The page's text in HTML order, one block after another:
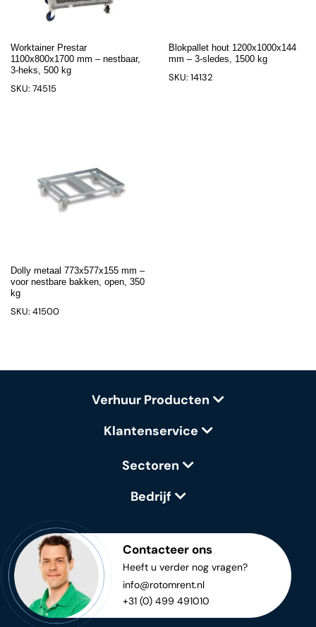
Worktainer Prestar
1100x800x1700 mm – nestbaar,
3-heks, 500 kg
SKU: 74515
Blokpallet hout 1200x1000x144
mm – 3-sledes, 1500 kg
SKU: 14132
Dolly metaal 773x577x155 mm –
voor nestbare bakken, open, 350
kg
SKU: 41500
Verhuur Producten
Klantenservice
Sectoren
Bedrijf
Contacteer ons
Heeft u verder nog vragen?
info@rotomrent.nl
+31 (0) 499 491010